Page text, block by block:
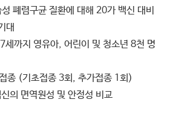
폐렴구균 질환에 대해 20가 백신 대비
대
까지 영유아, 어린이 및 청소년 8천 명
종 (기초접종 3회, 추가접종 1회)
의 면역원성 및 안정성 비교